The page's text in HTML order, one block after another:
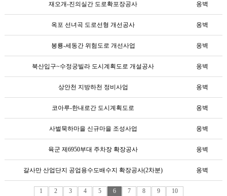
재오개-진의실간 도로확포장공사 옹벽
옥포 선녀곡 도로선형 개선공사 옹벽
봉룡-세동간 위험도로 개선사업 옹벽
북산입구~수정궁빌라 도시계획도로 개설공사 옹벽
상안천 지방하천 정비사업 옹벽
코아루-한내로간 도시계획도로 옹벽
사벌묵하마을 신규마을 조성사업 옹벽
육군 제6950부대 주차장 확장공사 옹벽
갈사만 산업단지 공업용수도배수지 확장공사(2차분) 옹벽
1 2 3 4 5 6 7 8 9 10